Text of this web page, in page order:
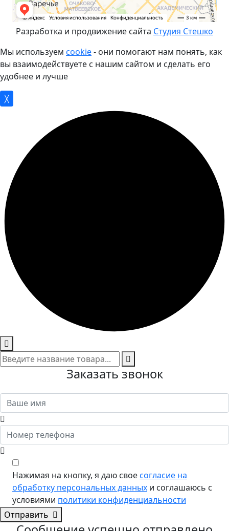
Разработка и продвижение сайта Студия Стешко
Мы используем cookie- они помогают нам понять, как
вы взаимодействуете с нашим сайтом и сделать его
удобнее и лучше
╳
Заказать звонок
Нажимая на кнопку, я даю своесогласие на
обработку персональных данных и соглашаюсь с
условиями политики конфиденциальности
Отправить